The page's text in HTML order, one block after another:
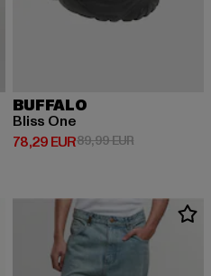
49,99 EUR
BUFFALO
Bliss One
78,29 EUR
Derzeitiger Preis: 78,29 EUR
89,99 EURAktionspreis: